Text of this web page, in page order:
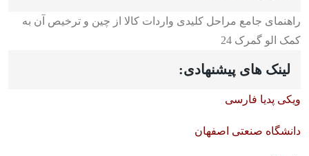
راهنمای جامع مراحل کلیدی واردات کالا از چین و ترخیص آن به
کمک الو گمرک 24
لینک های پیشنهادی:
ویکی پدیا فارسی
دانشگاه صنعتی اصفهان